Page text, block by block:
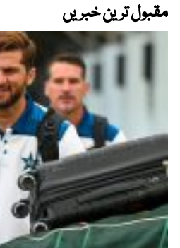
مقبول ترین خبریں